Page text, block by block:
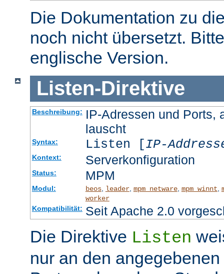
Die Dokumentation zu
noch nicht übersetzt.
englische Version.
Listen-Direktive
Beschreibung: IP-Adressen und Ports,
lauscht
Syntax: Listen [IP-
Kontext: Serverkonfiguration
Status: MPM
Modul: beos, leader, mpm_netware, mpm_winnt
worker
Kompatibilität: Seit Apache 2.0
Die Direktive Listen
nur an den